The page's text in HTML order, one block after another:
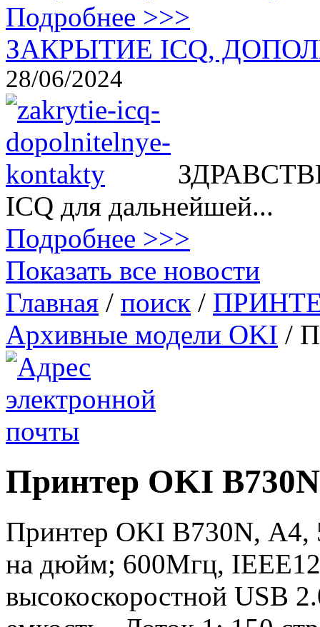
Подробнее >>>
ЗАКРЫТИЕ ICQ,
28/06/2024
ICQ для дальнейшей...
Подробнее >>>
Показать все новости
Главная / поиск /
Архивные модели OKI /
Принтер OKI B730N
Принтер OKI B730N, А4,
на дюйм; 600Мгц,
высокоскоростной USB